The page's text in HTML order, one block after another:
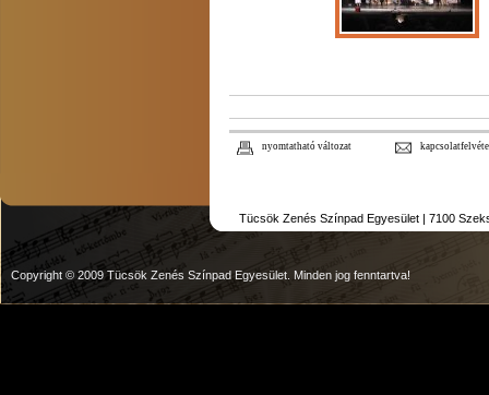
nyomtatható változat
Tücsök Zenés Színpad Egyesület | 7100
Copyright © 2009 Tücsök Zenés Színpad Egyesület. Minden jog fenntartva!